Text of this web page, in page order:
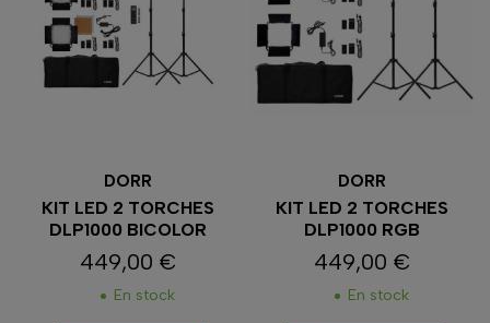
DORR
KIT LED 2 TORCHES
DLP1000 BICOLOR
Prix
449,00 €
En stock
DORR
KIT LED 2 TORCHES
DLP1000 RGB
Prix
449,00 €
En stock